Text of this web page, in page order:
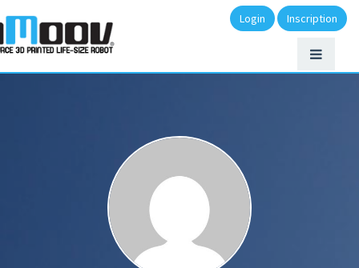
Login Inscription